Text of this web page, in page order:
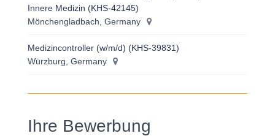
Innere Medizin (KHS-42145)
Mönchengladbach, Germany
Medizincontroller (w/m/d) (KHS-39831)
Würzburg, Germany
Ihre Bewerbung